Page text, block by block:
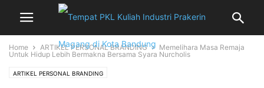
Home ARTIKEL PERSONAL BRANDING
Memelihara Masa Remaja
Untuk Hidup Lebih Bermakna Bersama Syara Nurcholis
ARTIKEL PERSONAL BRANDING